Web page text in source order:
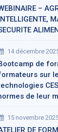
–
14 décembre
de
sur
de leur
15 novembre
DE